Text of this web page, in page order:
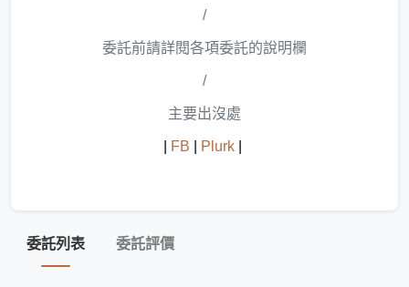
/
委託前請詳閱各項委託的說明欄
/
主要出沒處
FB Plurk
委託列表 委託評價